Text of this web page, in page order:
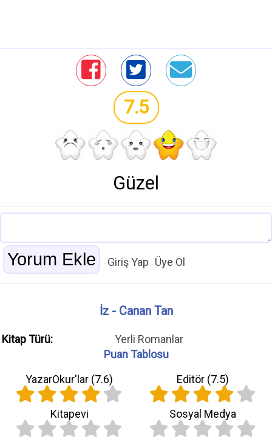
7.5
Güzel
Giriş Yap Üye Ol
İz - Canan Tan
Kitap Türü:
Yerli Romanlar
Puan Tablosu
YazarOkur'lar (7.6) Editör (7.5)
Kitapevi Sosyal Medya